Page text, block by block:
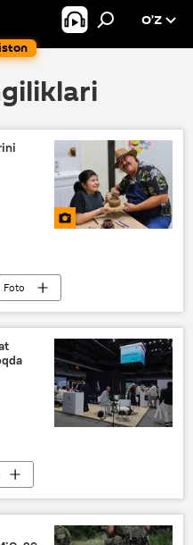
O’Z
Foto
ta’lim
turistlar